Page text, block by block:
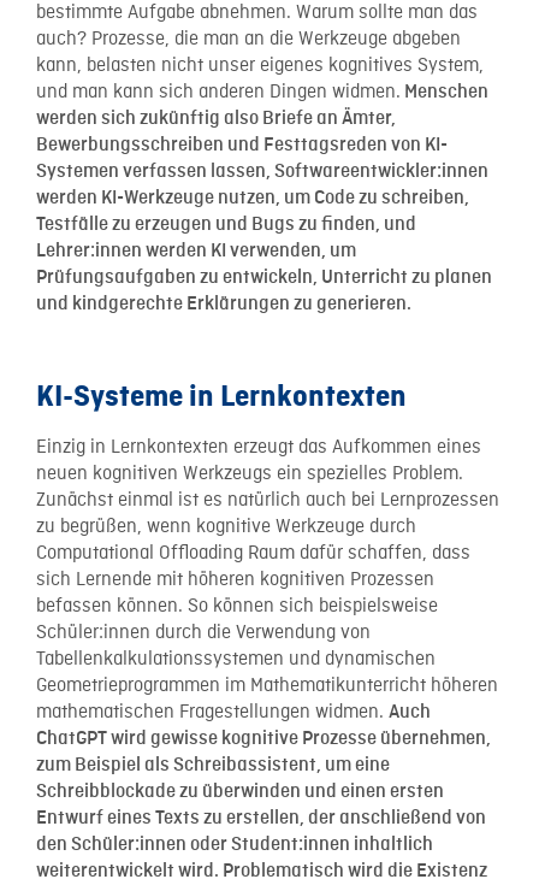
bestimmte Aufgabe abnehmen. Warum sollte man das
auch? Prozesse, die man an die Werkzeuge abgeben
kann, belasten nicht unser eigenes kognitives System,
und man kann sich anderen Dingen widmen. Menschen
werden sich zukünftig also Briefe an Ämter,
Bewerbungsschreiben und Festtagsreden von KI-
Systemen verfassen lassen, Softwareentwickler:innen
werden KI-Werkzeuge nutzen, um Code zu schreiben,
Testfälle zu erzeugen und Bugs zu finden, und
Lehrer:innen werden KI verwenden, um
Prüfungsaufgaben zu entwickeln, Unterricht zu planen
und kindgerechte Erklärungen zu generieren.
KI-Systeme in Lernkontexten
Einzig in Lernkontexten erzeugt das Aufkommen eines
neuen kognitiven Werkzeugs ein spezielles Problem.
Zunächst einmal ist es natürlich auch bei Lernprozessen
zu begrüßen, wenn kognitive Werkzeuge durch
Computational Offloading Raum dafür schaffen, dass
sich Lernende mit höheren kognitiven Prozessen
befassen können. So können sich beispielsweise
Schüler:innen durch die Verwendung von
Tabellenkalkulationssystemen und dynamischen
Geometrieprogrammen im Mathematikunterricht höheren
mathematischen Fragestellungen widmen. Auch
ChatGPT wird gewisse kognitive Prozesse übernehmen,
zum Beispiel als Schreibassistent, um eine
Schreibblockade zu überwinden und einen ersten
Entwurf eines Texts zu erstellen, der anschließend von
den Schüler:innen oder Student:innen inhaltlich
weiterentwickelt wird. Problematisch wird die Existenz